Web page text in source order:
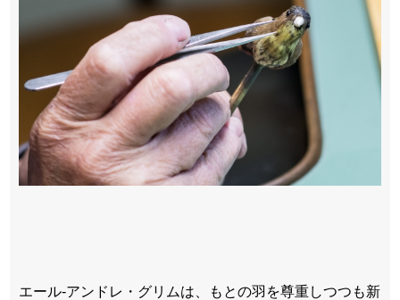
エール-アンドレ・グリムは、もとの羽を尊重しつつも新